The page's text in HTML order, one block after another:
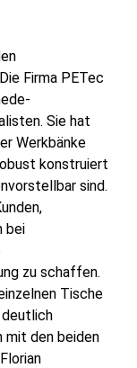
Firma PETec
Sie hat
Werkbänke
konstruiert
sind.
bei
zu schaffen.
Tische
deutlich
mit den beiden